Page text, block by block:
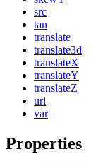
src
tan
translate
translate3d
translateX
translateY
translateZ
url
var
Properties